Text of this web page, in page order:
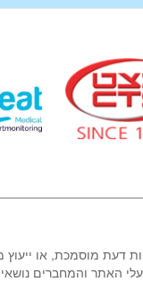
דעת מוסמכת, או
האתר והמחברים